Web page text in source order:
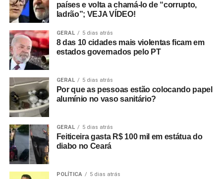
países e volta a chamá-lo de “corrupto,
ladrão”; VEJA VÍDEO!
GERAL 5 dias atrás
8 das 10 cidades mais violentas ficam em
estados governados pelo PT
GERAL 5 dias atrás
Por que as pessoas estão colocando papel
alumínio no vaso sanitário?
GERAL 5 dias atrás
Feiticeira gasta R$ 100 mil em estátua do
diabo no Ceará
POLÍTICA 5 dias atrás